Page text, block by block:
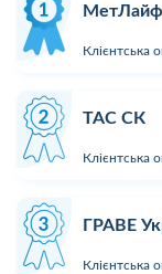
Клієнтська
ТАС СК
Клієнтська
ГРАВЕ
Клієнтська